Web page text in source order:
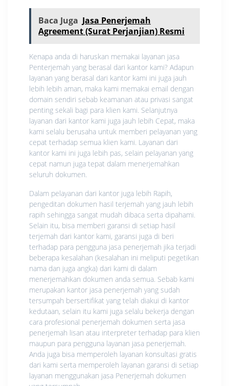
Baca Juga Jasa Penerjemah
Agreement (Surat Perjanjian) Resmi
Kenapa anda di haruskan memakai layanan jasa
Penterjemah yang berasal dari kantor kami? Adapun
layanan yang berasal dari kantor kami ini juga jauh
lebih lebih aman, maka kami memakai email dengan
domain sendiri sebab keamanan atau privasi sangat
penting sekali bagi para klien kami. Selanjutnya
layanan dari kantor kami juga jauh lebih Cepat, maka
kami selalu berusaha untuk memberi pelayanan yang
cepat terhadap semua klien kami. Layanan dari
kantor kami ini juga lebih pas, selain pelayanan yang
cepat namun juga tepat dalam menerjemahkan
seluruh dokumen.
Dalam pelayanan dari kantor juga lebih Rapih,
pengeditan dokumen hasil terjemah yang jauh lebih
rapih sehingga sangat mudah dibaca serta dipahami.
Selain itu, bisa memberi garansi di setiap hasil
terjemah dari kantor kami, garansi juga di beri
terhadap para pengguna jasa penerjemah jika terjadi
beberapa kesalahan (kesalahan ini meliputi pegetikan
nama dan juga angka) dari kami di dalam
menerjemahkan dokumen anda semua. Sebab kami
merupakan kantor jasa penerjemah yang sudah
tersumpah bersertifikat yang telah diakui di kantor
kedutaan, selain itu kami juga selalu bekerja dengan
cara profesional penerjemah dokumen serta jasa
penerjemah lisan atau interpreter terhadap para klien
maupun para pengguna layanan jasa penerjemah.
Anda juga bisa memperoleh layanan konsultasi gratis
dari kami serta memperoleh layanan garansi di setiap
layanan menggunakan jasa Penerjemah dokumen